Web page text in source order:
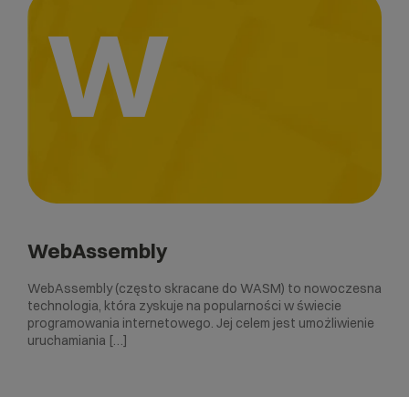
W
WebAssembly
WebAssembly (często skracane do WASM) to nowoczesna
technologia, która zyskuje na popularności w świecie
programowania internetowego. Jej celem jest umożliwienie
uruchamiania […]